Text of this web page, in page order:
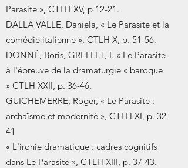
Parasite », CTLH XV, p 12-21.
DALLA VALLE, Daniela, « Le Parasite et la
comédie italienne », CTLH X, p. 51-56.
DONNÉ, Boris, GRELLET, I. « Le Parasite
à l'épreuve de la dramaturgie « baroque
» CTLH XXII, p. 36-46.
GUICHEMERRE, Roger, « Le Parasite :
archaïsme et modernité », CTLH XI, p. 32-
41
« L'ironie dramatique : cadres cognitifs
dans Le Parasite », CTLH XIII, p. 37-43.